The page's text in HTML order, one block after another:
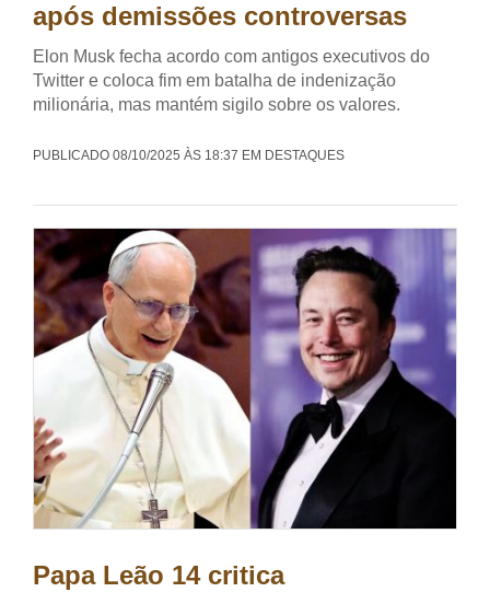
após demissões controversas
Elon Musk fecha acordo com antigos executivos do
Twitter e coloca fim em batalha de indenização
milionária, mas mantém sigilo sobre os valores.
PUBLICADO 08/10/2025 ÀS 18:37 EM DESTAQUES
Papa Leão 14 critica